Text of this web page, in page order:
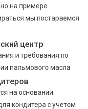
на примере
мы постараемся
центр
и требования по
пальмового масла
на основании
кондитера с учетом